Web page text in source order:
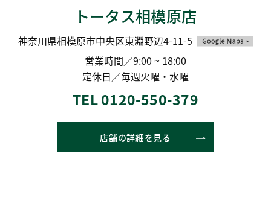
トータス相模原店
神奈川県相模原市中央区東淵野辺4-11-5
営業時間／9:00 ~ 18:00
定休日／毎週火曜・水曜
TEL 0120-550-379
店舗の詳細を見る